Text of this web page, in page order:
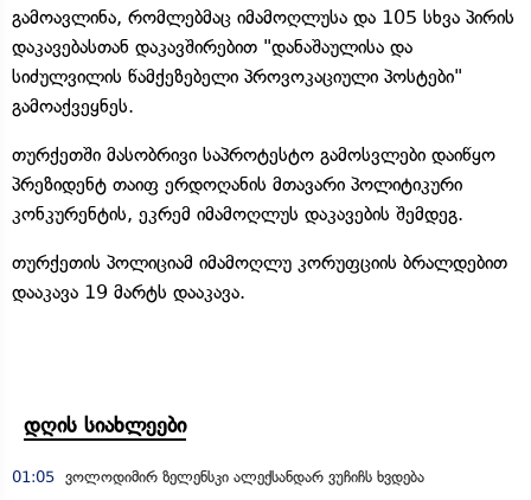
გამოავლინა, რომლებმაც იმამოღლუსა და 105 სხვა პირის
დაკავებასთან დაკავშირებით "დანაშაულისა და
სიძულვილის წამქეზებელი პროვოკაციული პოსტები"
გამოაქვეყნეს.
თურქეთში მასობრივი საპროტესტო გამოსვლები დაიწყო
პრეზიდენტ თაიფ ერდოღანის მთავარი პოლიტიკური
კონკურენტის, ეკრემ იმამოღლუს დაკავების შემდეგ.
თურქეთის პოლიციამ იმამოღლუ კორუფციის ბრალდებით
დააკავა 19 მარტს დააკავა.
დღის სიახლეები
01:05 ვოლოდიმირ ზელენსკი ალექსანდარ ვუჩიჩს ხვდება